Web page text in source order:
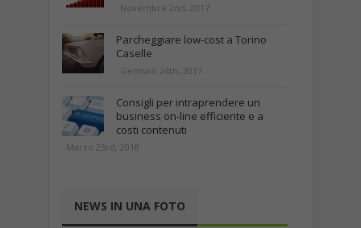
Novembre 2nd, 2017
Parcheggiare low-cost a Torino
Caselle
Gennaio 24th, 2017
Consigli per intraprendere un
business on-line efficiente e a
costi contenuti
Marzo 23rd, 2018
NEWS IN UNA FOTO